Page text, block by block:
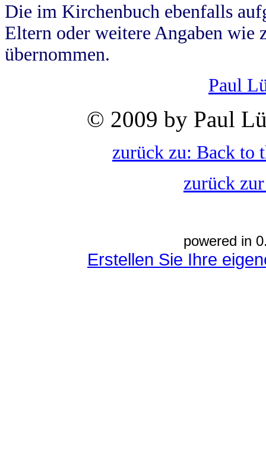
Die im Kirchenbuch ebenfalls
Eltern oder weitere Angaben wie
übernommen.
Paul
© 2009 by Paul
zurück zu: Back to
zurück
powered in
Erstellen Sie Ihre